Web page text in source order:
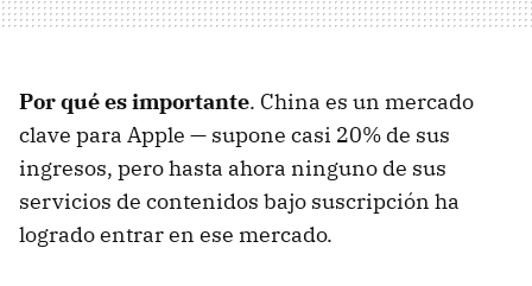
Por qué es importante. China es un mercado
clave para Apple — supone casi 20% de sus
ingresos, pero hasta ahora ninguno de sus
servicios de contenidos bajo suscripción ha
logrado entrar en ese mercado.